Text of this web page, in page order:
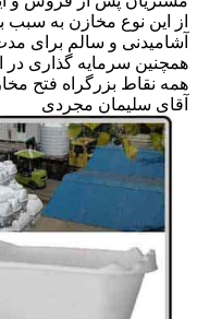
از این نوع مخازن به سبب
آشامیدنی و سالم برای
همچنین سرمایه گذاری در
آقای سلیمان مجردی